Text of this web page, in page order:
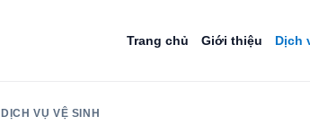
Trang chủ Giới thiệu Dịch
DỊCH VỤ VỆ SINH